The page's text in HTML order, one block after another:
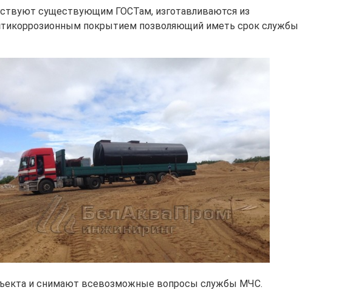
существующим ГОСТам, изготавливаются из
покрытием позволяющий иметь срок службы
и снимают всевозможные вопросы службы МЧС.